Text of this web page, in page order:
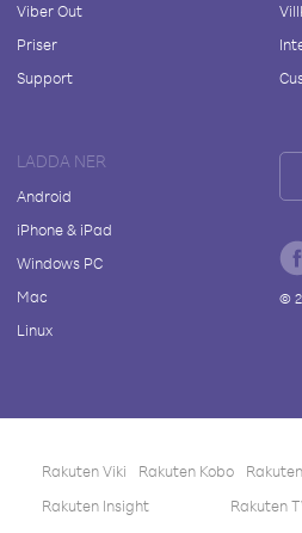
Viber Out
Priser
Support
LADDA NER
Android
iPhone & iPad
Windows PC
Mac
Linux
©
Rakuten Viki Rakuten Kobo
Rakuten Insight
Rakuten